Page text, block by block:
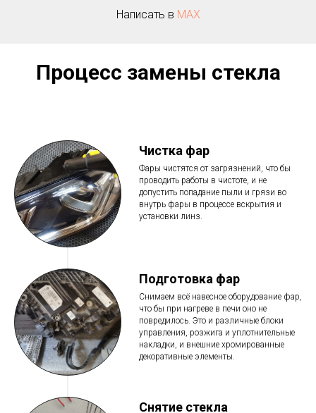
Написать в МАХ
Процесс замены стекла
Чистка фар
Фары чистятся от загрязнений, что бы
проводить работы в чистоте, и не
допустить попадание пыли и грязи во
внутрь фары в процессе вскрытия и
установки линз.
Подготовка фар
Снимаем всё навесное оборудование фар,
что бы при нагреве в печи оно не
повредилось. Это и различные блоки
управления, розжига и уплотнительные
накладки, и внешние хромированные
декоративные элементы.
Снятие стекла